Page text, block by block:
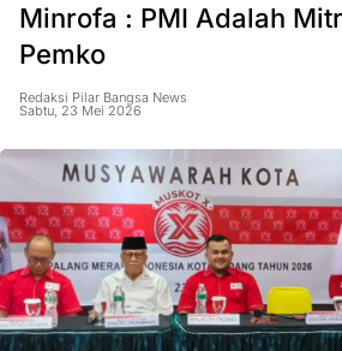
Minrofa : PMI Adalah
Pemko
Redaksi Pilar Bangsa News
Sabtu, 23 Mei 2026